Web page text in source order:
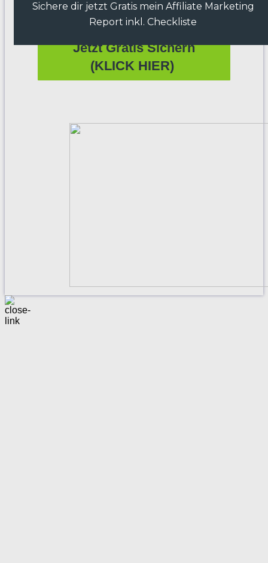
Sichere dir jetzt Gratis mein Affiliate Marketing
Report inkl. Checkliste
Jetzt Gratis Sichern
(KLICK HIER)